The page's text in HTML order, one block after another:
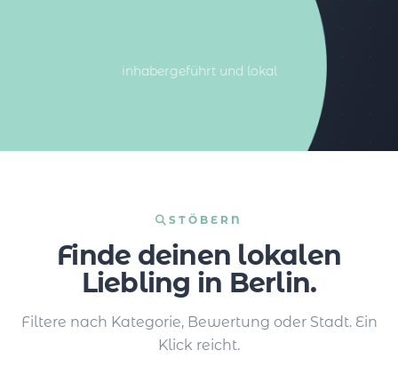
inhabergeführt und lokal
STÖBERN
Finde deinen lokalen
Liebling in Berlin.
Filtere nach Kategorie, Bewertung oder Stadt. Ein
Klick reicht.